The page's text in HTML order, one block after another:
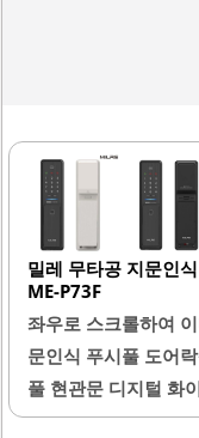
밀레 무타공 지문인
ME-P73F
좌우로 스크롤하여
문인식 푸시풀 도어
풀 현관문 디지털 화
인과 뛰어난 기능성